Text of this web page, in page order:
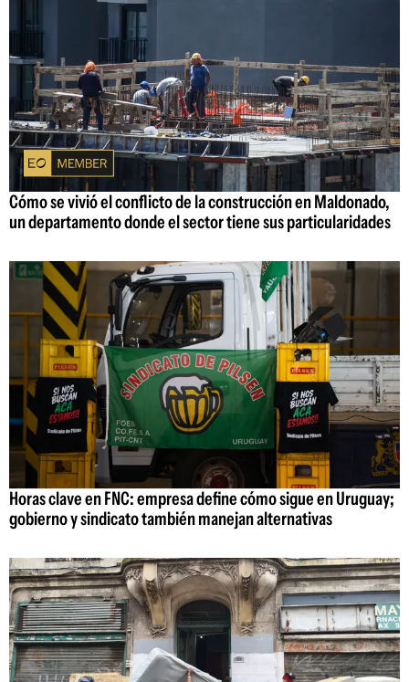
Cómo se vivió el conflicto de la construcción en Maldonado,
un departamento donde el sector tiene sus particularidades
Horas clave en FNC: empresa define cómo sigue en Uruguay;
gobierno y sindicato también manejan alternativas